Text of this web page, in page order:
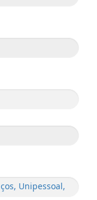
Unipessoal,